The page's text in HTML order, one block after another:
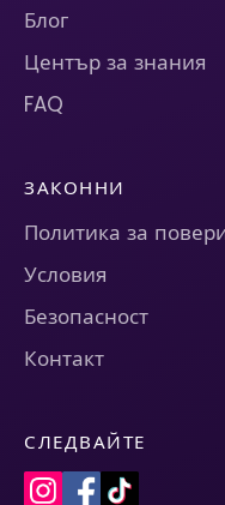
Блог
Център за знания
FAQ
ЗАКОННИ
Политика за
Условия
Безопасност
Контакт
СЛЕДВАЙТЕ